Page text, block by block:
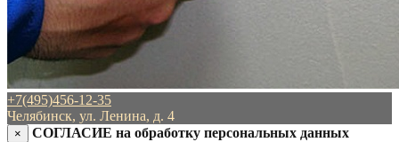
+7(495)456-12-35
Челябинск, ул. Ленина, д. 4
×
СОГЛАСИЕ на обработку персональных данных